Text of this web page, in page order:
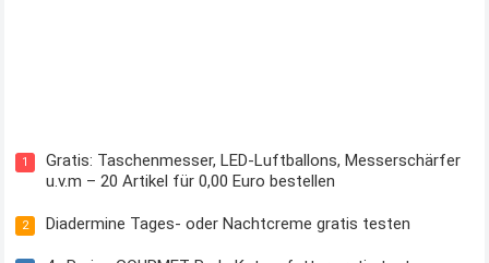
1
Gratis: Taschenmesser, LED-Luftballons, Messerschärfer
u.v.m – 20 Artikel für 0,00 Euro bestellen
2 Diadermine Tages- oder Nachtcreme gratis testen